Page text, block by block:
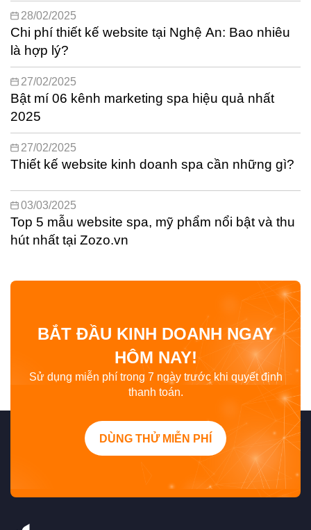
28/02/2025
Chi phí thiết kế website tại Nghệ An: Bao nhiêu
là hợp lý?
27/02/2025
Bật mí 06 kênh marketing spa hiệu quả nhất
2025
27/02/2025
Thiết kế website kinh doanh spa cần những gì?
03/03/2025
Top 5 mẫu website spa, mỹ phẩm nổi bật và thu
hút nhất tại Zozo.vn
BẮT ĐẦU KINH DOANH NGAY
HÔM NAY!
Sử dụng miễn phí trong 7 ngày trước khi quyết định
thanh toán.
DÙNG THỬ MIỄN PHÍ